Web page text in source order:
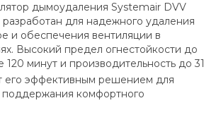
дымоудаления Systemair DVV
для надежного удаления
и обеспечения вентиляции в
Высокий предел огнестойкости до
120 минут и производительность до 31
его эффективным решением для
поддержания комфортного